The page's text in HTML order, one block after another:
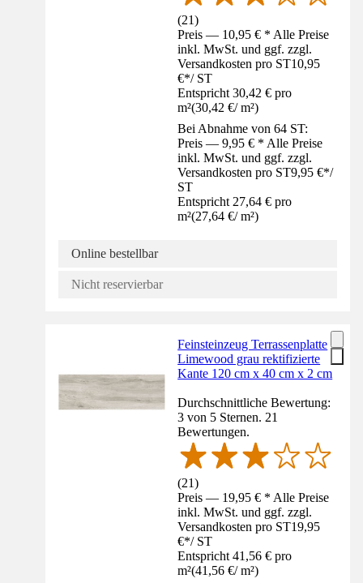
(21)
Preis — 10,95 € * Alle Preise
inkl. MwSt. und ggf. zzgl.
Versandkosten pro ST10,95
€*/ ST
Entspricht 30,42 € pro
m²(30,42 €/ m²)
Bei Abnahme von 64 ST:
Preis — 9,95 € * Alle Preise
inkl. MwSt. und ggf. zzgl.
Versandkosten pro ST9,95 €*/
ST
Entspricht 27,64 € pro
m²(27,64 €/ m²)
Online bestellbar
Nicht reservierbar
Feinsteinzeug Terrassenplatte
Limewood grau rektifizierte
Kante 120 cm x 40 cm x 2 cm
Durchschnittliche Bewertung:
3 von 5 Sternen. 21
Bewertungen.
(21)
Preis — 19,95 € * Alle Preise
inkl. MwSt. und ggf. zzgl.
Versandkosten pro ST19,95
€*/ ST
Entspricht 41,56 € pro
m²(41,56 €/ m²)